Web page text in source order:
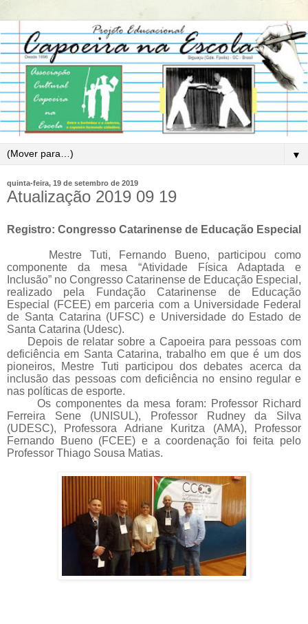
▼
quinta-feira, 19 de setembro de 2019
Atualização 2019 09 19
Registro: Congresso Catarinense de Educação Especial
Mestre Tuti, Fernando Bueno, participou como
componente da mesa “Atividade Física Adaptada e
Inclusão” no Congresso Catarinense de Educação Especial,
realizado pela Fundação Catarinense de Educação
Especial (FCEE) em parceria com a Universidade Federal
de Santa Catarina (UFSC) e Universidade do Estado de
Santa Catarina (Udesc).
Depois de relatar sobre a Capoeira para pessoas com
deficiência em Santa Catarina, trabalho em que é um dos
pioneiros, Mestre Tuti participou dos debates acerca da
inclusão das pessoas com deficiência no ensino regular e
nas políticas de esporte.
Os componentes da mesa foram: Professor Richard
Ferreira Sene (UNISUL), Professor Rudney da Silva
(UDESC), Professora Adriane Kuritza (AMA), Professor
Fernando Bueno (FCEE) e a coordenação foi feita pelo
Professor Thiago Sousa Matias.